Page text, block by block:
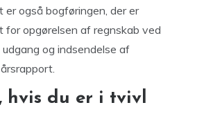
er også bogføringen, der er
for opgørelsen af regnskab ved
og indsendelse af
hvis du er i tvivl